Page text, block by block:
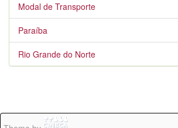
Modal de Transporte
Paraíba
Rio Grande do Norte